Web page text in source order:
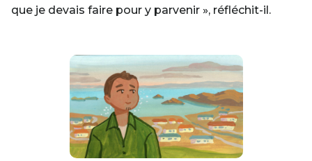
que je devais faire pour y parvenir », réfléchit-il.